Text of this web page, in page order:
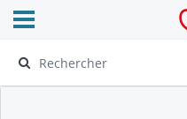
Ouvrir le menu déroulant